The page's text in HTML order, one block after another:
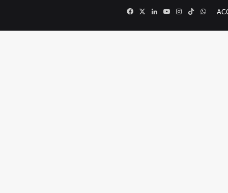
Facebook
X LinkedinYouTubeInstagram
TikTok